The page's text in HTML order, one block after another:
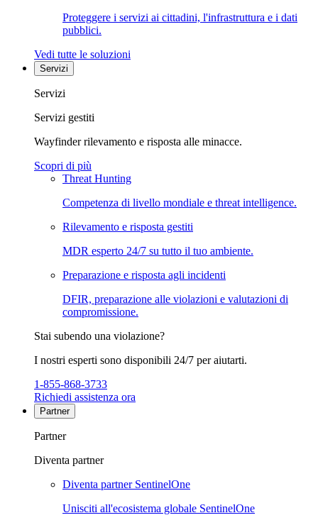
Proteggere i servizi ai cittadini, l'infrastruttura e i dati
pubblici.
Vedi tutte le soluzioni
Servizi
Servizi
Servizi gestiti
Wayfinder rilevamento e risposta alle minacce.
Scopri di più
Threat Hunting
Competenza di livello mondiale e threat intelligence.
Rilevamento e risposta gestiti
MDR esperto 24/7 su tutto il tuo ambiente.
Preparazione e risposta agli incidenti
DFIR, preparazione alle violazioni e valutazioni di
compromissione.
Stai subendo una violazione?
I nostri esperti sono disponibili 24/7 per aiutarti.
1-855-868-3733
Richiedi assistenza ora
Partner
Partner
Diventa partner
Diventa partner SentinelOne
Unisciti all'ecosistema globale SentinelOne